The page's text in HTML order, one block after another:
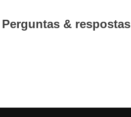
Perguntas & respostas